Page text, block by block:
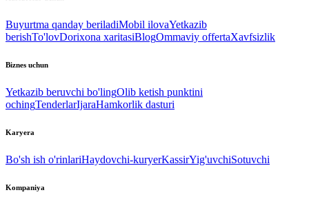
Buyurtma qanday beriladiMobil ilovaYetkazib
berishTo'lovDorixona xaritasiBlogOmmaviy offertaXavfsizlik
Biznes uchun
Yetkazib beruvchi bo'lingOlib ketish punktini
ochingTenderlarIjaraHamkorlik dasturi
Karyera
Bo'sh ish o'rinlariHaydovchi-kuryerKassirYig'uvchiSotuvchi
Kompaniya